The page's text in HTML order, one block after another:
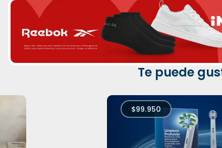
Te puede
$99.950